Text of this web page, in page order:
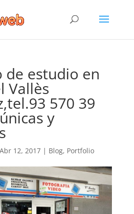
de estudio en
Vallès
570 39
y
Abr 12, 2017| Blog, Portfolio